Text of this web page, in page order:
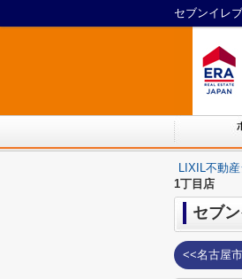
LIXIL不動
1丁目店
セブ
<<名古屋